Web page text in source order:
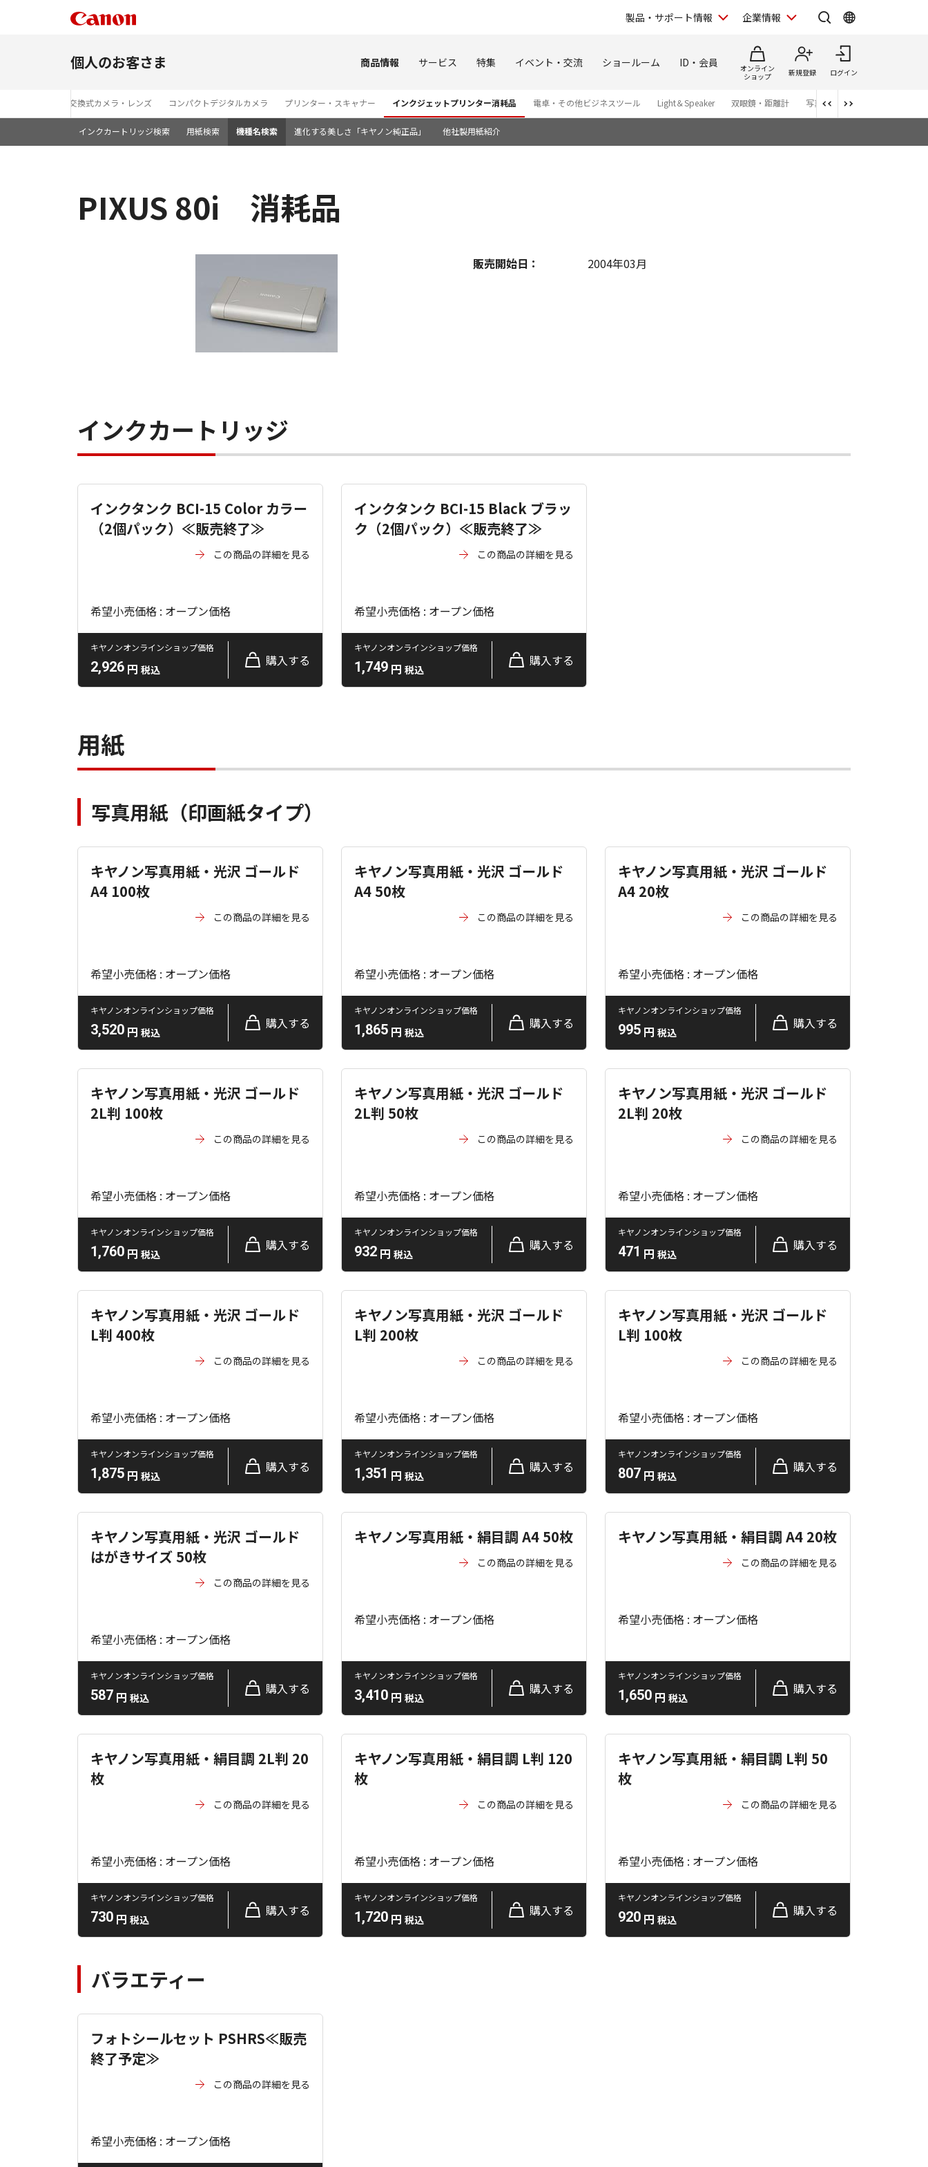
製品・サポート情報 企業情報
個人のお客さま 商品情報 サービス 特集 イベント・交流 ショールーム ID・会員
オンライン
ショップ
新規登録 ログイン
レンズ交換式カメラ・レンズ コンパクトデジタルカメラ プリンター・スキャナー インクジェットプリンター消耗品 電卓・その他ビジネスツール Light＆Speaker 双眼鏡・距離計 写真集 アプリ・ソフトウエ
インクカートリッジ検索 用紙検索 機種名検索 進化する美しさ「キヤノン純正品」 他社製用紙紹介
PIXUS 80i 消耗品
販売開始日： 2004年03月
インクカートリッジ
インクタンク BCI-15 Color カラー
（2個パック）≪販売終了≫
この商品の詳細を見る
希望小売価格 : オープン価格
キヤノンオンラインショップ価格
2,926 円 税込
購入する
インクタンク BCI-15 Black ブラッ
ク（2個パック）≪販売終了≫
この商品の詳細を見る
希望小売価格 : オープン価格
キヤノンオンラインショップ価格
1,749 円 税込
購入する
用紙
写真用紙（印画紙タイプ）
キヤノン写真用紙・光沢 ゴールド
A4 100枚
この商品の詳細を見る
希望小売価格 : オープン価格
キヤノンオンラインショップ価格
3,520 円 税込
購入する
キヤノン写真用紙・光沢 ゴールド
A4 50枚
この商品の詳細を見る
希望小売価格 : オープン価格
キヤノンオンラインショップ価格
1,865 円 税込
購入する
キヤノン写真用紙・光沢 ゴールド
A4 20枚
この商品の詳細を見る
希望小売価格 : オープン価格
キヤノンオンラインショップ価格
995 円 税込
購入する
キヤノン写真用紙・光沢 ゴールド
2L判 100枚
この商品の詳細を見る
希望小売価格 : オープン価格
キヤノンオンラインショップ価格
1,760 円 税込
購入する
キヤノン写真用紙・光沢 ゴールド
2L判 50枚
この商品の詳細を見る
希望小売価格 : オープン価格
キヤノンオンラインショップ価格
932 円 税込
購入する
キヤノン写真用紙・光沢 ゴールド
2L判 20枚
この商品の詳細を見る
希望小売価格 : オープン価格
キヤノンオンラインショップ価格
471 円 税込
購入する
キヤノン写真用紙・光沢 ゴールド
L判 400枚
この商品の詳細を見る
希望小売価格 : オープン価格
キヤノンオンラインショップ価格
1,875 円 税込
購入する
キヤノン写真用紙・光沢 ゴールド
L判 200枚
この商品の詳細を見る
希望小売価格 : オープン価格
キヤノンオンラインショップ価格
1,351 円 税込
購入する
キヤノン写真用紙・光沢 ゴールド
L判 100枚
この商品の詳細を見る
希望小売価格 : オープン価格
キヤノンオンラインショップ価格
807 円 税込
購入する
キヤノン写真用紙・光沢 ゴールド
はがきサイズ 50枚
この商品の詳細を見る
希望小売価格 : オープン価格
キヤノンオンラインショップ価格
587 円 税込
購入する
キヤノン写真用紙・絹目調 A4 50枚
この商品の詳細を見る
希望小売価格 : オープン価格
キヤノンオンラインショップ価格
3,410 円 税込
購入する
キヤノン写真用紙・絹目調 A4 20枚
この商品の詳細を見る
希望小売価格 : オープン価格
キヤノンオンラインショップ価格
1,650 円 税込
購入する
キヤノン写真用紙・絹目調 2L判 20
枚
この商品の詳細を見る
希望小売価格 : オープン価格
キヤノンオンラインショップ価格
730 円 税込
購入する
キヤノン写真用紙・絹目調 L判 120
枚
この商品の詳細を見る
希望小売価格 : オープン価格
キヤノンオンラインショップ価格
1,720 円 税込
購入する
キヤノン写真用紙・絹目調 L判 50
枚
この商品の詳細を見る
希望小売価格 : オープン価格
キヤノンオンラインショップ価格
920 円 税込
購入する
バラエティー
フォトシールセット PSHRS≪販売
終了予定≫
この商品の詳細を見る
希望小売価格 : オープン価格